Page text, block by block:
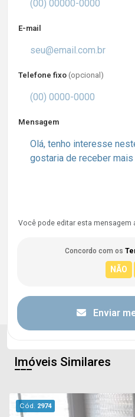
E-mail
Telefone fixo (opcional)
Mensagem
Você pode editar esta mensagem
Concordo com os
Enviar
Imóveis Similares
Cód. 2974